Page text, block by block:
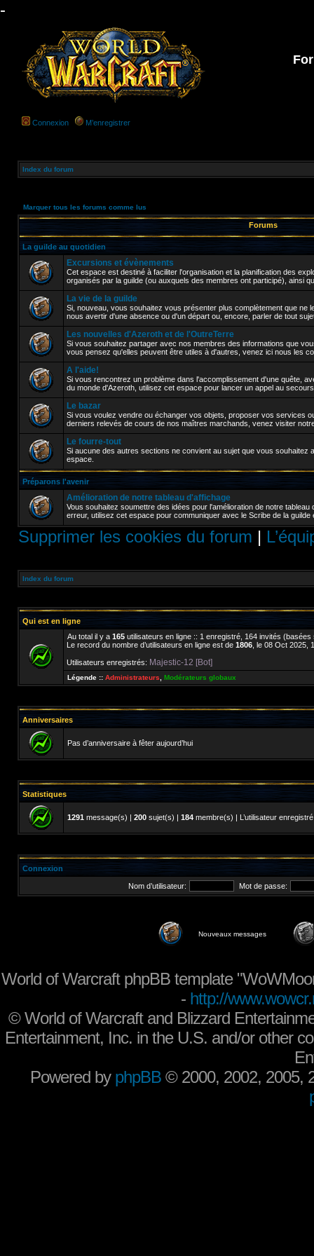
-
Connexion M’enregistrer
Index du forum
Marquer tous les forums comme lus
Forums
La guilde au quotidien
Excursions et évènements
Cet espace est destiné à faciliter l'organisation et la planification des
organisés par la guilde (ou auxquels des membres ont participé), ainsi
La vie de la guilde
Si, nouveau, vous souhaitez vous présenter plus complètement que ne
nous avertir d'une absence ou d'un départ ou, encore, parler de tout
Les nouvelles d'Azeroth et de l'OutreTerre
Si vous souhaitez partager avec nos membres des informations que
vous pensez qu'elles peuvent être utiles à d'autres, venez ici nous les
A l'aide!
Si vous rencontrez un problème dans l'accomplissement d'une quête,
du monde d'Azeroth, utilisez cet espace pour lancer un appel au
Le bazar
Si vous voulez vendre ou échanger vos objets, proposer vos services
derniers relevés de cours de nos maîtres marchands, venez visiter
Le fourre-tout
Si aucune des autres sections ne convient au sujet que vous souhaitez
espace.
Préparons l'avenir
Amélioration de notre tableau d'affichage
Vous souhaitez soumettre des idées pour l'amélioration de notre
erreur, utilisez cet espace pour communiquer avec le Scribe de la guilde
Supprimer les cookies du forum |
Index du forum
Qui est en ligne
Au total il y a 165 utilisateurs en ligne :: 1 enregistré, 164 invités
Le record du nombre d’utilisateurs en ligne est de 1806 , le 08 Oct 2025,
Utilisateurs enregistrés: Majestic-12 [Bot]
Légende :: Administrateurs Modérateurs globaux
Anniversaires
Pas d’anniversaire à fêter aujourd’hui
Statistiques
1291 message(s) | 200 sujet(s) | 184 membre(s) | L’utilisateur
Connexion
Nom d’utilisateur: Mot de passe:
Nouveaux messages
World of Warcraft phpBB template
- http://
©World of Warcraft and Blizzard
Entertainment, Inc. in the U.S. and/or other
Powered by phpBB © 2000, 2002, 2005,